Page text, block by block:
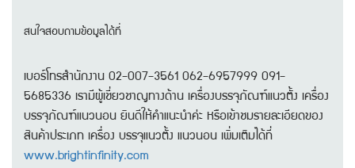
สนใจสอบถามข้อมูลได้ที่
เบอร์โทรสำนักงาน 02-007-3561 062-6957999 091-
5685336 เรามีผู้เชี่ยวชาญทางด้าน เครื่องบรรจุภัณฑ์​แนวตั้ง เครื่อง
บรรจุภัณฑ์​แนวนอน ยินดีให้คำแนะนำค่ะ หรือเข้าชมรายละเอียดของ
สินค้าประเภท เครื่อง บรรจุแนวตั้ง แนวนอน เพิ่มเติมได้ที่
www.brightinfinity.com